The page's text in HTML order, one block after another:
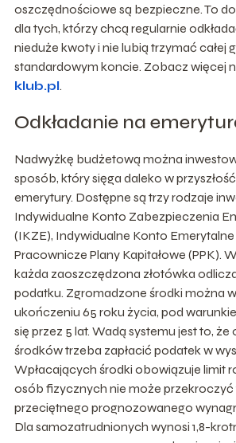
oszczędnościowe są bezpieczne. To
dla tych, którzy chcą regularnie
nieduże kwoty i nie lubią trzymać całej
standardowym koncie. Zobacz więcej
klub.pl.
Odkładanie na
Nadwyżkę budżetową można
sposób, który sięga daleko w
emerytury. Dostępne są trzy rodzaje
Indywidualne Konto Zabezpieczenia
(IKZE), Indywidualne Konto
Pracownicze Plany Kapitałowe (PPK).
każda zaoszczędzona złotówka
podatku. Zgromadzone środki można
ukończeniu 65 roku życia, pod
się przez 5 lat. Wadą systemu jest to, że
środków trzeba zapłacić podatek w
Wpłacających środki obowiązuje limit
osób fizycznych nie może przekroczyć
przeciętnego prognozowanego
Dla samozatrudnionych wynosi 1,8-